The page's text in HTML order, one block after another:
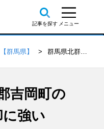
【群馬県】 群馬県北群馬郡吉岡町の不動産会社 口コミ・評判一覧
吉岡町の
強い